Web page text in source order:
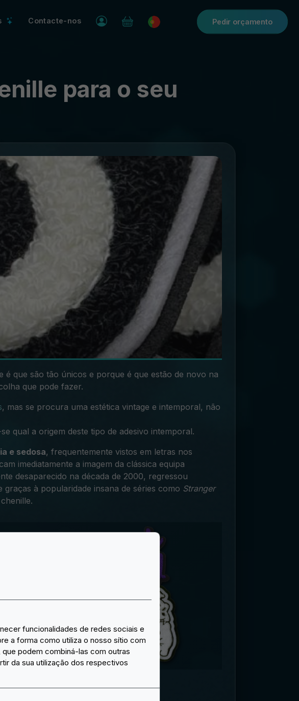
Contacte-nos Pedir orçamento
para o seu
que são tão únicos e porque é que estão de novo na
que pode fazer.
, mas se procura uma estética vintage e intemporal, não
qual a origem deste tipo de adesivo intemporal.
e sedosa, frequentemente vistos em letras nos
imediatamente a imagem da clássica equipa
desaparecido na década de 2000, regressou
à popularidade insana de séries como Stranger
.
funcionalidades de redes sociais e
a forma como utiliza o nosso sítio com
podem combiná-las com outras
da sua utilização dos respectivos